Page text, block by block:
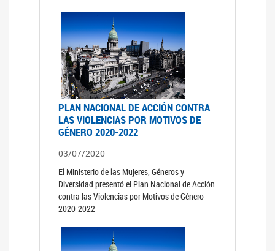
PLAN NACIONAL DE ACCIÓN CONTRA
LAS VIOLENCIAS POR MOTIVOS DE
GÉNERO 2020-2022
03/07/2020
El Ministerio de las Mujeres, Géneros y
Diversidad presentó el Plan Nacional de Acción
contra las Violencias por Motivos de Género
2020-2022